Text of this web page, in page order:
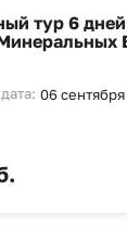
тур 6
06